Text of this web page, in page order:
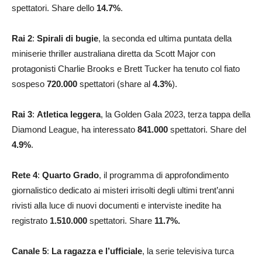
spettatori. Share dello 14.7%.
Rai 2: Spirali di bugie, la seconda ed ultima puntata della
miniserie thriller australiana diretta da Scott Major con
protagonisti Charlie Brooks e Brett Tucker ha tenuto col fiato
sospeso 720.000 spettatori (share al 4.3%).
Rai 3: Atletica leggera, la Golden Gala 2023, terza tappa della
Diamond League, ha interessato 841.000 spettatori. Share del
4.9%.
Rete 4: Quarto Grado, il programma di approfondimento
giornalistico dedicato ai misteri irrisolti degli ultimi trent’anni
rivisti alla luce di nuovi documenti e interviste inedite ha
registrato 1.510.000 spettatori. Share 11.7%.
Canale 5: La ragazza e l’ufficiale, la serie televisiva turca